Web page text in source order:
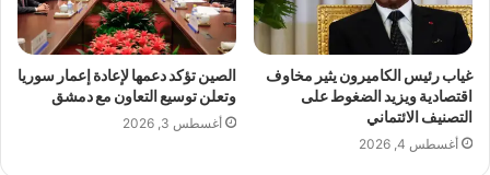
غياب رئيس الكاميرون يثير مخاوف
اقتصادية ويزيد الضغوط على
التصنيف الائتماني
أغسطس 4, 2026
الصين تؤكد دعمها لإعادة إعمار سوريا
وتعلن توسيع التعاون مع دمشق
أغسطس 3, 2026